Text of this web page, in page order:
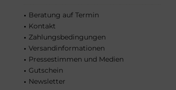
Beratung auf Termin
Kontakt
Zahlungsbedingungen
Versandinformationen
Pressestimmen und Medien
Gutschein
Newsletter